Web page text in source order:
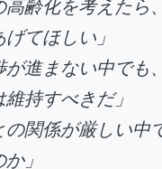
高齢化を考えたら
てほしい」
が進まない中でも
持すべきだ」
の関係が厳しい中
」